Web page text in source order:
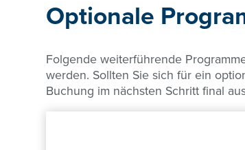
Optionale
Folgende weiterführende
werden. Sollten Sie sich für ein
Buchung im nächsten Schritt final